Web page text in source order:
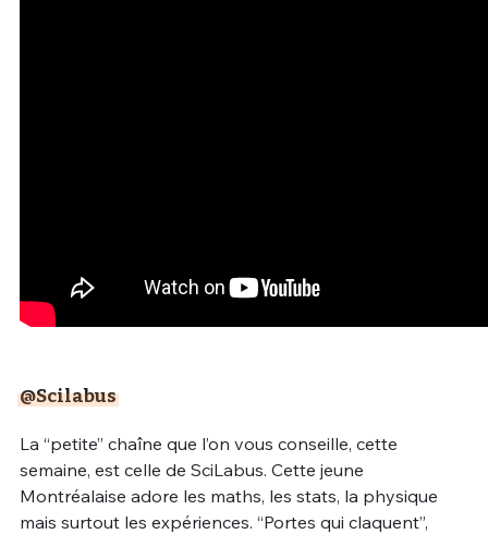
@Scilabus
La “petite” chaîne que l’on vous conseille, cette
semaine, est celle de SciLabus. Cette jeune
Montréalaise adore les maths, les stats, la physique
mais surtout les expériences. “Portes qui claquent”,